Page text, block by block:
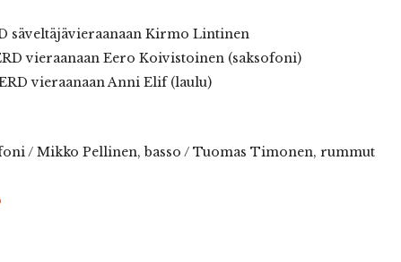
säveltäjävieraanaan Kirmo Lintinen
vieraanaan Eero Koivistoinen (saksofoni)
vieraanaan Anni Elif (laulu)
/ Mikko Pellinen, basso / Tuomas Timonen, rummut